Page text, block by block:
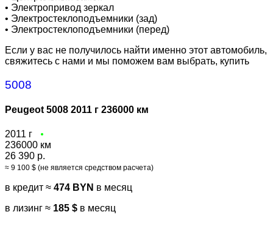
• Электропривод зеркал
• Электростеклоподъемники (зад)
• Электростеклоподъемники (перед)
Если у вас не получилось найти именно этот автомобиль,
свяжитесь с нами и мы поможем вам выбрать, купить
5008
Peugeot 5008 2011 г 236000 км
2011 г
236000 км
26 390 р.
≈ 9 100 $ (не является средством расчета)
в кредит ≈ 474 BYN в месяц
в лизинг ≈ 185 $ в месяц